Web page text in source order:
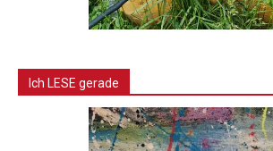
Ich LESE gerade